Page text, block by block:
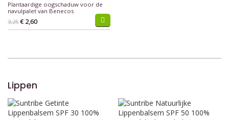
Plantaardige oogschaduw voor de
navulpalet van Benecos
3,25 € 2,60
Lippen